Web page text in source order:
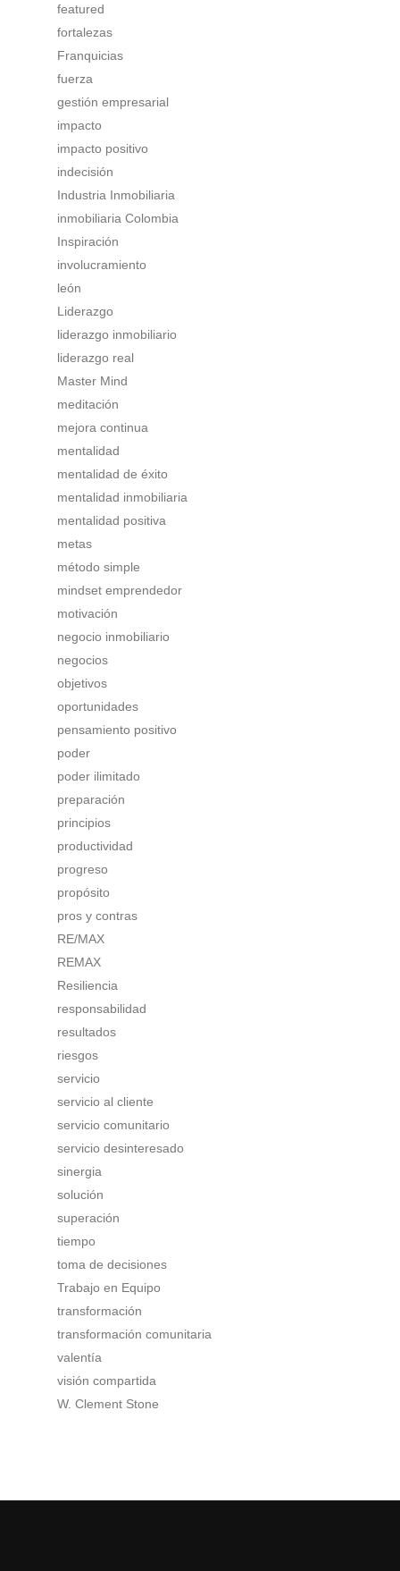
featured
fortalezas
Franquicias
fuerza
gestión empresarial
impacto
impacto positivo
indecisión
Industria Inmobiliaria
inmobiliaria Colombia
Inspiración
involucramiento
león
Liderazgo
liderazgo inmobiliario
liderazgo real
Master Mind
meditación
mejora continua
mentalidad
mentalidad de éxito
mentalidad inmobiliaria
mentalidad positiva
metas
método simple
mindset emprendedor
motivación
negocio inmobiliario
negocios
objetivos
oportunidades
pensamiento positivo
poder
poder ilimitado
preparación
principios
productividad
progreso
propósito
pros y contras
RE/MAX
REMAX
Resiliencia
responsabilidad
resultados
riesgos
servicio
servicio al cliente
servicio comunitario
servicio desinteresado
sinergia
solución
superación
tiempo
toma de decisiones
Trabajo en Equipo
transformación
transformación comunitaria
valentía
visión compartida
W. Clement Stone